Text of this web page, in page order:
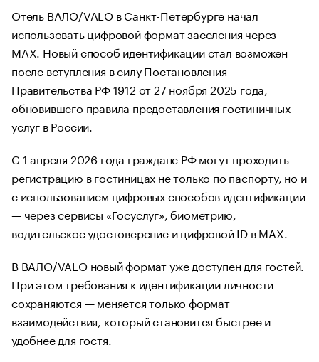
Отель ВАЛО/VALO в Санкт-Петербурге начал
использовать цифровой формат заселения через
MAX. Новый способ идентификации стал возможен
после вступления в силу Постановления
Правительства РФ 1912 от 27 ноября 2025 года,
обновившего правила предоставления гостиничных
услуг в России.
С 1 апреля 2026 года граждане РФ могут проходить
регистрацию в гостиницах не только по паспорту, но и
с использованием цифровых способов идентификации
— через сервисы «Госуслуг», биометрию,
водительское удостоверение и цифровой ID в MAX.
В ВАЛО/VALO новый формат уже доступен для гостей.
При этом требования к идентификации личности
сохраняются — меняется только формат
взаимодействия, который становится быстрее и
удобнее для гостя.